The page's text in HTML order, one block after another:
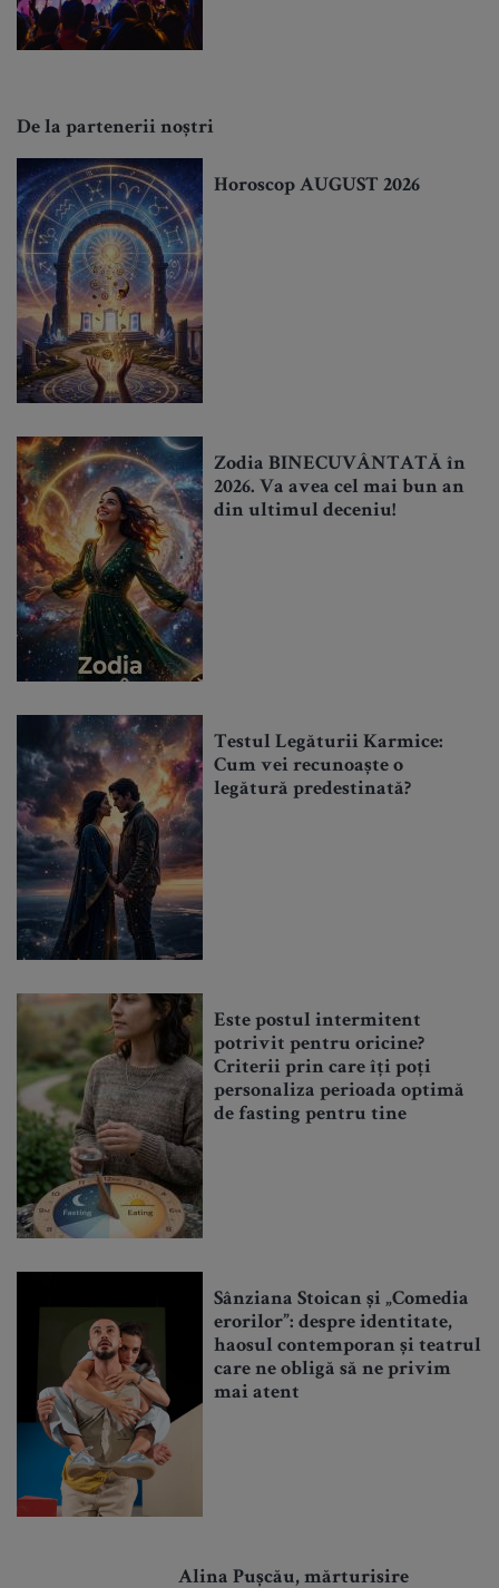
De la partenerii noștri
Horoscop AUGUST 2026
Zodia BINECUVÂNTATĂ în
2026. Va avea cel mai bun an
din ultimul deceniu!
Testul Legăturii Karmice:
Cum vei recunoaște o
legătură predestinată?
Este postul intermitent
potrivit pentru oricine?
Criterii prin care îți poți
personaliza perioada optimă
de fasting pentru tine
Sânziana Stoican și „Comedia
erorilor”: despre identitate,
haosul contemporan și teatrul
care ne obligă să ne privim
mai atent
Alina Pușcău, mărturisire